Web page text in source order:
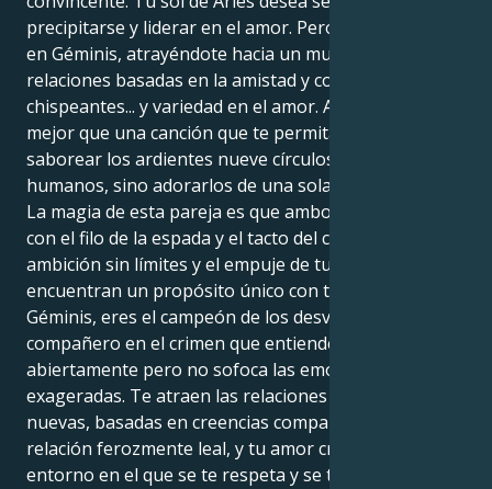
precipitarse y liderar en el amor. Pero tu Venus está
en Géminis, atrayéndote hacia un mundo de
relaciones basadas en la amistad y conversaciones
chispeantes... y variedad en el amor. Así que, ¿qué
mejor que una canción que te permita no sólo
saborear los ardientes nueve círculos de los vínculos
humanos, sino adorarlos de una sola manera?
La magia de esta pareja es que ambos podéis amar
con el filo de la espada y el tacto del corazón. La
ambición sin límites y el empuje de tu Aries
encuentran un propósito único con tu corazón de
Géminis, eres el campeón de los desvalidos y el
compañero en el crimen que entiende a ambos
abiertamente pero no sofoca las emociones
exageradas. Te atraen las relaciones audaces y
nuevas, basadas en creencias compartidas y en una
relación ferozmente leal, y tu amor crece en un
entorno en el que se te respeta y se te admira.